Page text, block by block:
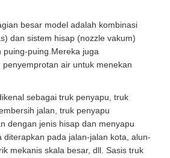
besar model adalah kombinasi
dan sistem hisap (nozzle vakum)
puing-puing.Mereka juga
air untuk menekan
sebagai truk penyapu, truk
jalan, truk penyapu
dengan jenis hisap dan menyapu
diterapkan pada jalan-jalan kota, alun-
mekanis skala besar, dll. Sasis truk